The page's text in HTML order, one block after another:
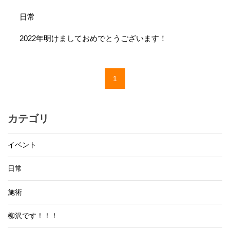
日常
2022年明けましておめでとうございます！
1
カテゴリ
イベント
日常
施術
柳沢です！！！